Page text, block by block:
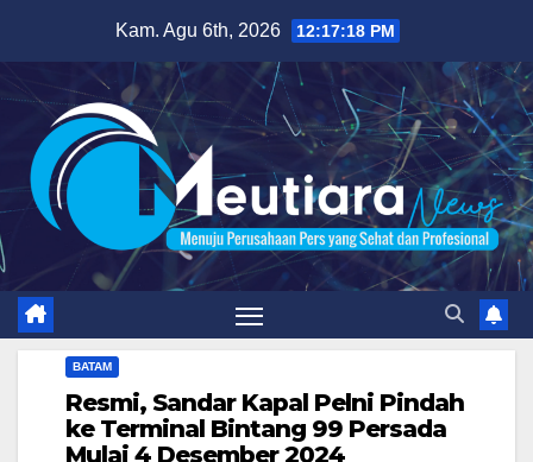
content
Kam. Agu 6th, 2026 12:17:19 PM
BATAM
Resmi, Sandar Kapal Pelni Pindah
ke Terminal Bintang 99 Persada
Mulai 4 Desember 2024